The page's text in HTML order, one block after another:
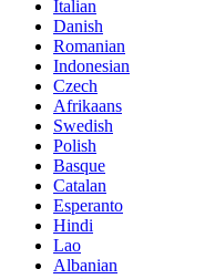
Italian
Danish
Romanian
Indonesian
Czech
Afrikaans
Swedish
Polish
Basque
Catalan
Esperanto
Hindi
Lao
Albanian